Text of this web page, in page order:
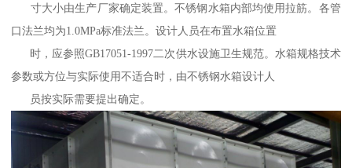
寸大小由生产厂家确定装置。不锈钢水箱内部均使用拉筋。各管
口法兰均为1.0MPa标准法兰。设计人员在布置水箱位置
时，应参照GB17051-1997二次供水设施卫生规范。水箱规格技术
参数或方位与实际使用不适合时，由不锈钢水箱设计人
员按实际需要提出确定。